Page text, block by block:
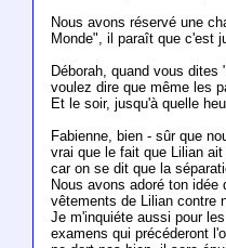
Nous avons réservé une
Monde", il paraît que c'est
Déborah, quand vous
voulez dire que même les
Et le soir, jusqu'à quelle
Fabienne, bien - sûr que
vrai que le fait que Lilian
car on se dit que la
Nous avons adoré ton
vêtements de Lilian contre
Je m'inquiéte aussi pour
examens qui précéderont